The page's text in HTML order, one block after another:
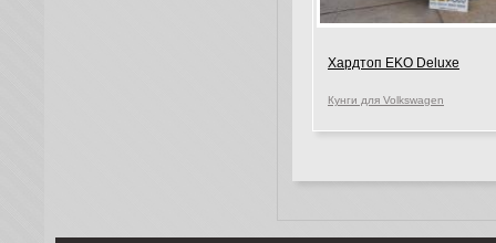
Хардтоп EKO Deluxe
Кунги для Volkswagen